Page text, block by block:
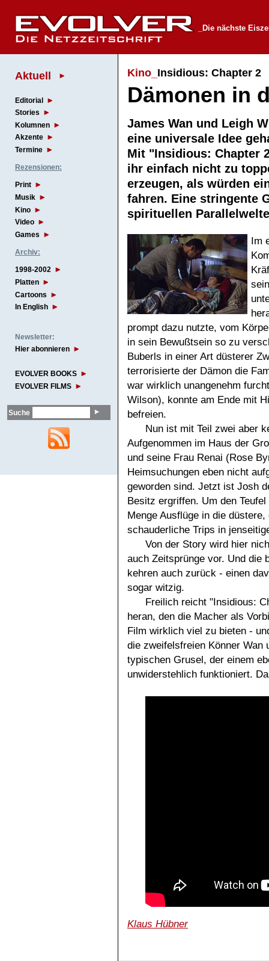
_Die nächste
Aktuell
Editorial
Stories
Kolumnen
Akzente
Termine
Rezensionen:
Print
Musik
Kino
Video
Games
Archiv:
1998-2002
Platten
Cartoons
In English
Newsletter:
Hier abonnieren
EVOLVER BOOKS
EVOLVER FILMS
Suche
Kino_ Insidious: Chapter 2
Dämonen in
James Wan und Leigh
eine universale Idee
Mit "Insidious: Chapter
ihr einfach nicht zu
erzeugen, als würden
fahren. Eine stringente
spirituellen
Im
prompt dazu nutzte, vom
in sein Bewußtsein so zu
Buberls in einer Art düsterer
terrorisierte der Dämon die
war wirklich unangenehm
Wilson), konnte am Ende mit
befreien.
Nun ist mit Teil zwei aber
Aufgenommen im Haus der
und seine Frau Renai (Rose
Heimsuchungen eben nicht
geworden sind. Jetzt ist Josh
Besitz ergriffen. Um den
Menge Ausflüge in die
schauderliche Trips in
Von der Story wird hier
auch Zeitsprünge vor. Und die
kehren auch zurück - einen
sogar witzig.
Freilich reicht "Insidious:
heran, den die Macher als
Film wirklich viel zu bieten -
die zweifelsfreien Könner Wan
typischen Grusel, der einem
unwiderstehlich funktioniert.
Klaus Hübner